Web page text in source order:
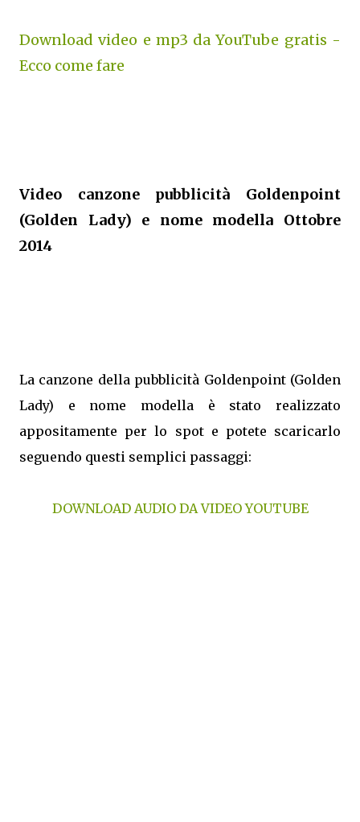
Download video e mp3 da YouTube gratis -
Ecco come fare
Video canzone pubblicità Goldenpoint
(Golden Lady) e nome modella Ottobre
2014
La canzone della pubblicità Goldenpoint (Golden
Lady) e nome modella è stato realizzato
appositamente per lo spot e potete scaricarlo
seguendo questi semplici passaggi:
DOWNLOAD AUDIO DA VIDEO YOUTUBE